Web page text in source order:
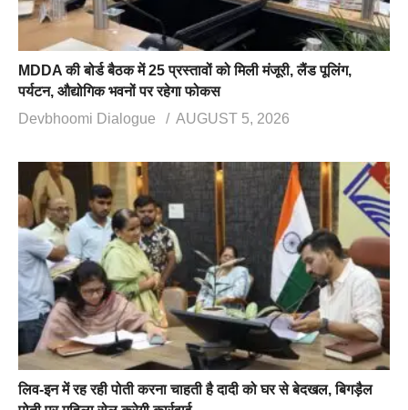
MDDA की बोर्ड बैठक में 25 प्रस्तावों को मिली मंजूरी, लैंड पूलिंग,
पर्यटन, औद्योगिक भवनों पर रहेगा फोकस
Devbhoomi Dialogue
AUGUST 5, 2026
लिव-इन में रह रही पोती करना चाहती है दादी को घर से बेदखल, बिगड़ैल